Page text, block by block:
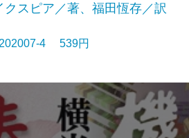
クスピア／著、福田恆存／訳
4 539円